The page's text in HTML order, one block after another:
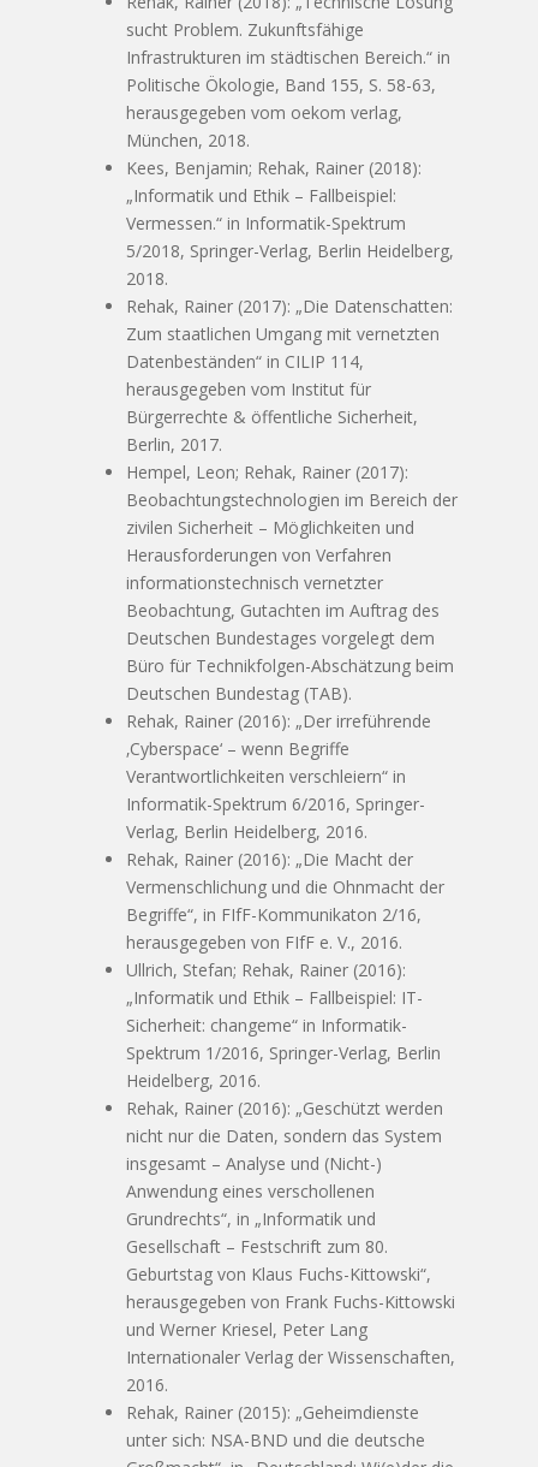
sucht Problem. Zukunftsfähige
Infrastrukturen im städtischen Bereich.“ in
Politische Ökologie, Band 155, S. 58-63,
herausgegeben vom oekom verlag,
München, 2018.
Kees, Benjamin; Rehak, Rainer (2018):
„Informatik und Ethik – Fallbeispiel:
Vermessen.“ in Informatik-Spektrum
5/2018, Springer-Verlag, Berlin Heidelberg,
2018.
Rehak, Rainer (2017): „Die Datenschatten:
Zum staatlichen Umgang mit vernetzten
Datenbeständen“ in CILIP 114,
herausgegeben vom Institut für
Bürgerrechte & öffentliche Sicherheit,
Berlin, 2017.
Hempel, Leon; Rehak, Rainer (2017):
Beobachtungstechnologien im Bereich der
zivilen Sicherheit – Möglichkeiten und
Herausforderungen von Verfahren
informationstechnisch vernetzter
Beobachtung, Gutachten im Auftrag des
Deutschen Bundestages vorgelegt dem
Büro für Technikfolgen-Abschätzung beim
Deutschen Bundestag (TAB).
Rehak, Rainer (2016): „Der irreführende
‚Cyberspace‘ – wenn Begriffe
Verantwortlichkeiten verschleiern“ in
Informatik-Spektrum 6/2016, Springer-
Verlag, Berlin Heidelberg, 2016.
Rehak, Rainer (2016): „Die Macht der
Vermenschlichung und die Ohnmacht der
Begriffe“, in FIfF-Kommunikaton 2/16,
herausgegeben von FIfF e. V., 2016.
Ullrich, Stefan; Rehak, Rainer (2016):
„Informatik und Ethik – Fallbeispiel: IT-
Sicherheit: changeme“ in Informatik-
Spektrum 1/2016, Springer-Verlag, Berlin
Heidelberg, 2016.
Rehak, Rainer (2016): „Geschützt werden
nicht nur die Daten, sondern das System
insgesamt – Analyse und (Nicht-)
Anwendung eines verschollenen
Grundrechts“, in „Informatik und
Gesellschaft – Festschrift zum 80.
Geburtstag von Klaus Fuchs-Kittowski“,
herausgegeben von Frank Fuchs-Kittowski
und Werner Kriesel, Peter Lang
Internationaler Verlag der Wissenschaften,
2016.
Rehak, Rainer (2015): „Geheimdienste
unter sich: NSA-BND und die deutsche